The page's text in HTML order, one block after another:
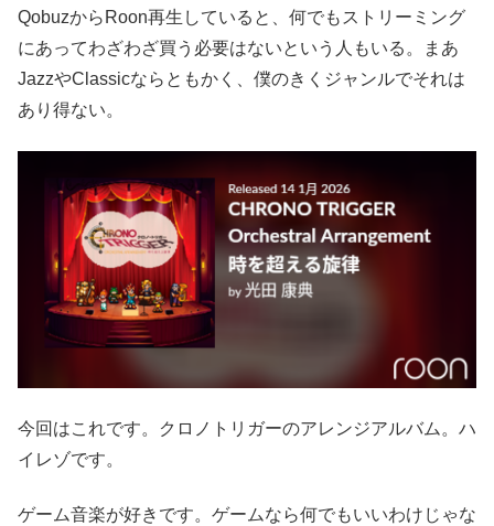
QobuzからRoon再生していると、何でもストリーミング
にあってわざわざ買う必要はないという人もいる。まあ
JazzやClassicならともかく、僕のきくジャンルでそれは
あり得ない。
今回はこれです。クロノトリガーのアレンジアルバム。ハ
イレゾです。
ゲーム音楽が好きです。ゲームなら何でもいいわけじゃな